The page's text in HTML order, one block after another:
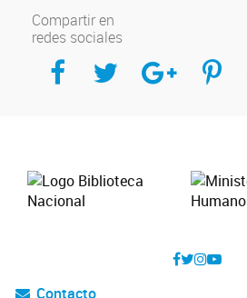
Compartir en
redes sociales
Compartir en Facebook Compartir en Twitter Compartir en Google Plus Compartir en Pinterest
Contacto